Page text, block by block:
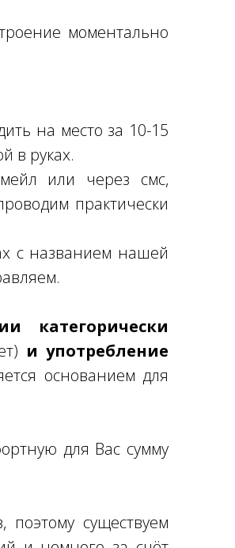
моментально
на место за 10-15
в руках.
или через смс,
практически
с названием нашей
категорически
и употребление
основанием для
для Вас сумму
существуем